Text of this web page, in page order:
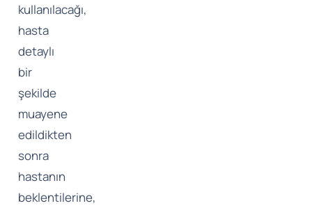
kullanılacağı,
hasta
detaylı
bir
şekilde
muayene
edildikten
sonra
hastanın
beklentilerine,